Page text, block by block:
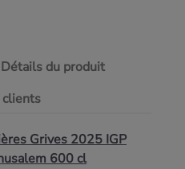
Détails du produit
Grives 2025 IGP
600 cl